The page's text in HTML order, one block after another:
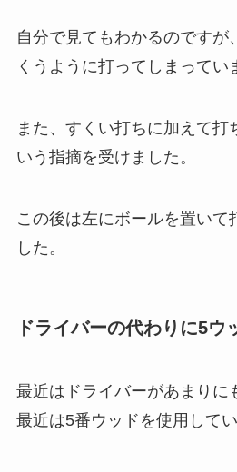
自分で見てもわかるのですが
くうように打ってしまってい
また、すくい打ちに加えて打
いう指摘を受けました。
この後は左にボールを置いて
した。
ドライバーの代わりに5ウ
最近はドライバーがあまりに
最近は5番ウッドを使用してい